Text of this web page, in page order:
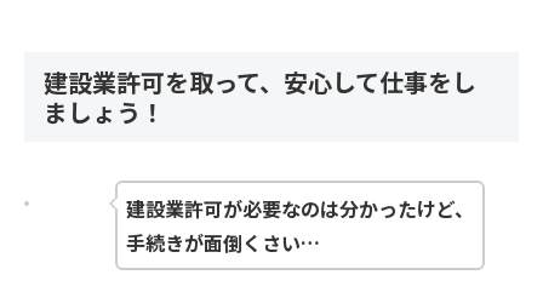
建設業許可を取って、安心して仕事をし
ましょう！
建設業許可が必要なのは分かったけど、
手続きが面倒くさい…